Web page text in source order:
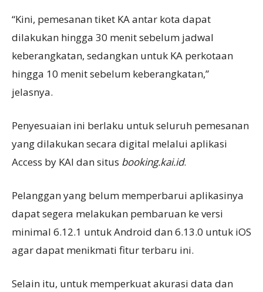
“Kini, pemesanan tiket KA antar kota dapat
dilakukan hingga 30 menit sebelum jadwal
keberangkatan, sedangkan untuk KA perkotaan
hingga 10 menit sebelum keberangkatan,”
jelasnya.
Penyesuaian ini berlaku untuk seluruh pemesanan
yang dilakukan secara digital melalui aplikasi
Access by KAI dan situs booking.kai.id.
Pelanggan yang belum memperbarui aplikasinya
dapat segera melakukan pembaruan ke versi
minimal 6.12.1 untuk Android dan 6.13.0 untuk iOS
agar dapat menikmati fitur terbaru ini.
Selain itu, untuk memperkuat akurasi data dan